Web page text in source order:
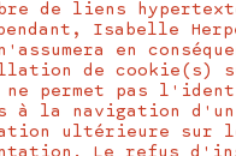
de liens
Isabelle
en
de
permet pas
à la navigation
ultérieure sur